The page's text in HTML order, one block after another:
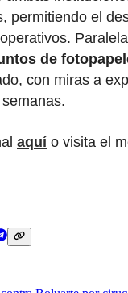
permitiendo el
de
con miras a
aquí o visita el